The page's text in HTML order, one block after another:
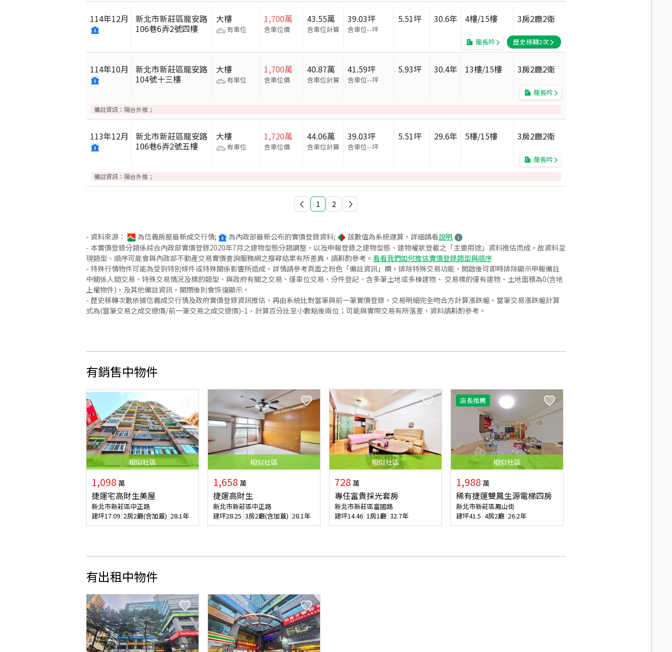
114年12月
新北市新莊區龍安路
106巷6弄2號四樓
大樓
有車位
1,700萬
含車位價
43.55萬
含車位計算
39.03坪
含車位--坪
5.51坪 30.6年 4樓/15樓 3房2廳2衛
龍長吟 歷史移轉2次
114年10月
新北市新莊區龍安路
104號十三樓
大樓
有車位
1,700萬
含車位價
40.87萬
含車位計算
41.59坪
含車位--坪
5.93坪 30.4年 13樓/15樓 3房2廳2衛
龍長吟
備註資訊： 陽台外推；
113年12月
新北市新莊區龍安路
106巷6弄2號五樓
大樓
有車位
1,720萬
含車位價
44.06萬
含車位計算
39.03坪
含車位--坪
5.51坪 29.6年 5樓/15樓 3房2廳2衛
龍長吟
備註資訊： 陽台外推；
1 2
- 資料來源： 為信義房屋最新成交行情; 為內政部最新公布的實價登錄資料; 該數值為系統運算，詳細請看說明
- 本實價登錄分類係綜合內政部實價登錄2020年7月之建物型態分類調整，以及申報登錄之建物型態、建物權狀登載之「主要用途」資料推估而成，故資料呈
現類型、順序可能會與內政部不動產交易實價查詢服務網之搜尋結果有所差異，請斟酌參考。 看看我們如何推估實價登錄類型與順序
- 特殊行情物件可能為受到特別條件或特殊關係影響所造成，詳情請參考頁面之粉色「備註資訊」欄。排除特殊交易功能，開啟後可即時排除顯示申報備註
中關係人間交易、特殊交易情況及標的類型、與政府有關之交易、僅車位交易、分件登記、含多筆土地或多棟建物、 交易標的僅有建物、土地面積為0(含地
上權物件)，及其他備註資訊，關閉後則會恢復顯示。
- 歷史移轉次數依據信義成交行情及政府實價登錄資訊推估，再由系統比對當筆與前一筆實價登錄，交易明細完全吻合方計算漲跌幅，當筆交易漲跌幅計算
式為(當筆交易之成交總價/前一筆交易之成交總價)-1，計算百分比至小數點後兩位；可能與實際交易有所落差，資料請斟酌參考。
有銷售中物件
相似社區
1,098 萬
捷運宅高財生美屋
新北市新莊區中正路
建坪17.09 2房2廳(含加蓋) 28.1年
相似社區
1,658 萬
捷運高財生
新北市新莊區中正路
建坪28.25 3房2廳(含加蓋) 28.1年
相似社區
728 萬
專任富貴採光套房
新北市新莊區富國路
建坪14.46 1房1廳 32.7年
店長推薦
相似社區
1,988 萬
稀有捷運雙鳳生源電梯四房
新北市新莊區鳳山街
建坪41.5 4房2廳 26.2年
有出租中物件